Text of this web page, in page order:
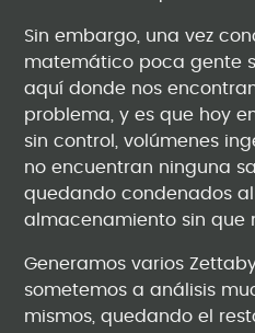
Sin embargo, una vez
matemático poca gente
aquí donde nos
problema, y es que hoy
sin control, volúmenes
no encuentran ninguna
quedando condenados
almacenamiento sin que
Generamos varios
sometemos a análisis
mismos, quedando el